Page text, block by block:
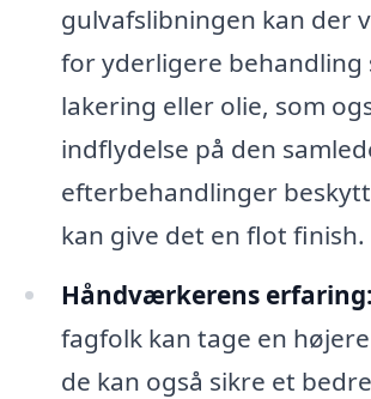
gulvafslibningen kan der
for yderligere behandling
lakering eller olie, som
indflydelse på den
efterbehandlinger
kan give det en flot finish.
Håndværkerens erfaring:
fagfolk kan tage en
de kan også sikre et